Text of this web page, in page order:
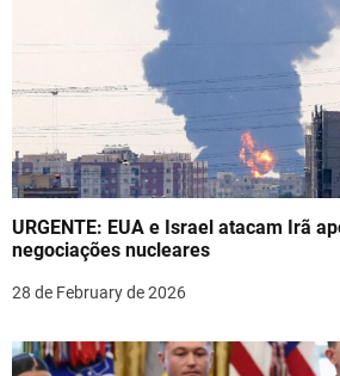
i
a
t
i
o
n
URGENTE: EUA e Israel atacam Irã
negociações nucleares
28 de February de 2026